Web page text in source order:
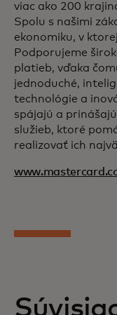
viac ako 200
Spolu s našimi
ekonomiku, v
Podporujeme
platieb, vďaka
jednoduché,
technológie a
spájajú a
služieb, ktoré
realizovať ich